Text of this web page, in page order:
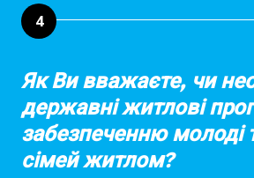
4
Як Ви вважаєте, чи
державні житлові
забезпеченню молоді
сімей житлом?